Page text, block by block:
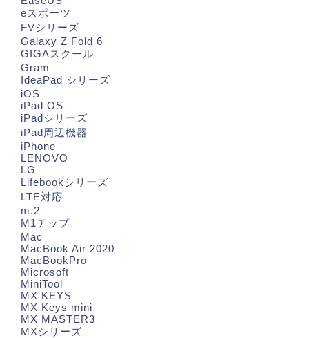
eスポーツ
FVシリーズ
Galaxy Z Fold 6
GIGAスクール
Gram
IdeaPad シリーズ
iOS
iPad OS
iPadシリーズ
iPad周辺機器
iPhone
LENOVO
LG
Lifebookシリーズ
LTE対応
m.2
M1チップ
Mac
MacBook Air 2020
MacBookPro
Microsoft
MiniTool
MX KEYS
MX Keys mini
MX MASTER3
MXシリーズ